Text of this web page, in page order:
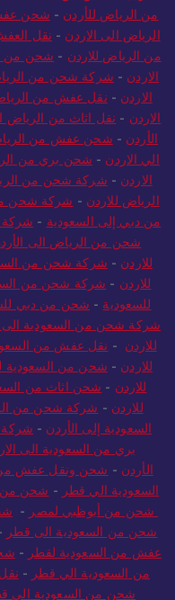
الأردن -شحن من جدة الى
من الرياض للأردن -شحن
الرياض الى الاردن -نقل
من الرياض للاردن-شحن من
الاردن-شركة شحن من
الاردن-نقل عفش من
الاردن- نقل اثاث من الرياض
الأردن-شحن عفش من
الي الاردن-شحن بري من
الاردن
-شركة شحن من
الرياض للاردن-شركة شحن من
من دبي إلى السعودية -
شحن من الرياض الى
للاردن- شركة شحن من
للاردن-شركة شحن من
للسعودية-شحن من دبي
شركة شحن من السعودية الى
للاردن- نقل عفش من
للاردن-شحن من السعودية
للاردن- شحن اثاث من
للاردن-شركة شحن من
السعودية إلى الأردن-شركة
بري من السعودية الى
الأردن- شحن ونقل عفش من
السعودية الي قطر
-شحن من
شحن من أبوظبي لمصر-
شحن من السعودية الى قطر
عفش من السعودية لقطر -
من السعودية الي قطر -